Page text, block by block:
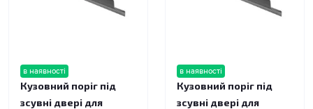
в наявності
Кузовний поріг під
зсувні двері для
в наявності
Кузовний поріг під
зсувні двері для